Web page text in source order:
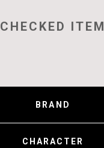
CHECKED ITEM
BRAND
CHARACTER